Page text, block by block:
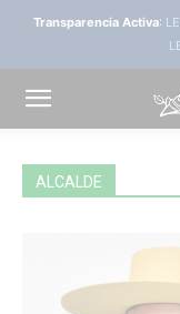
Transparencia Activa:
ALCALDE